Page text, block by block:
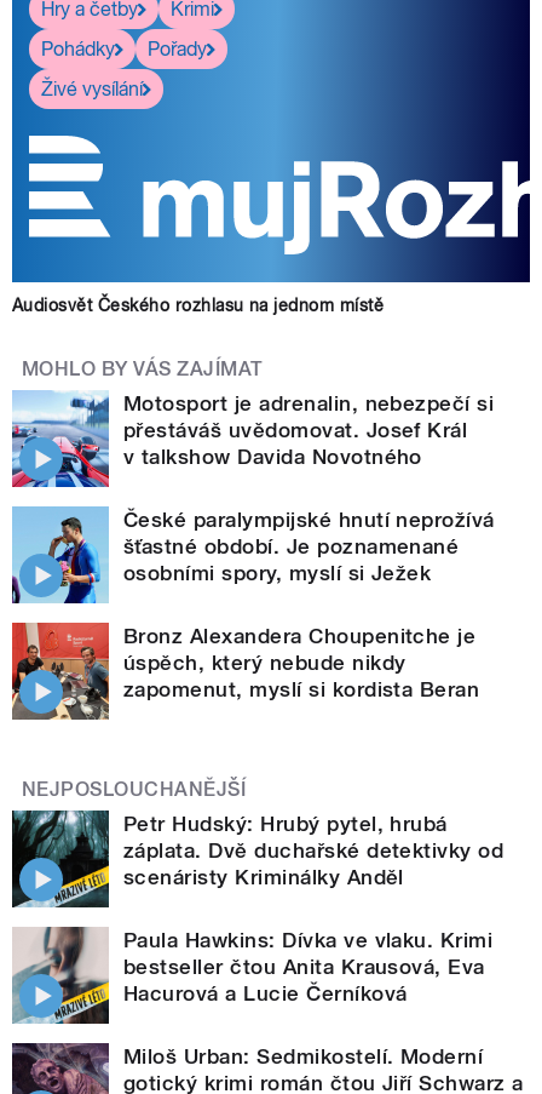
Hry a četby
Krimi
Pohádky
Pořady
Živé vysílání
Audiosvět Českého rozhlasu na jednom místě
MOHLO BY VÁS ZAJÍMAT
Motosport je adrenalin, nebezpečí si
přestáváš uvědomovat. Josef Král
v talkshow Davida Novotného
České paralympijské hnutí neprožívá
šťastné období. Je poznamenané
osobními spory, myslí si Ježek
Bronz Alexandera Choupenitche je
úspěch, který nebude nikdy
zapomenut, myslí si kordista Beran
NEJPOSLOUCHANĚJŠÍ
Petr Hudský: Hrubý pytel, hrubá
záplata. Dvě duchařské detektivky od
scenáristy Kriminálky Anděl
Paula Hawkins: Dívka ve vlaku. Krimi
bestseller čtou Anita Krausová, Eva
Hacurová a Lucie Černíková
Miloš Urban: Sedmikostelí. Moderní
gotický krimi román čtou Jiří Schwarz a